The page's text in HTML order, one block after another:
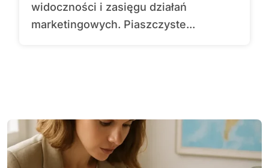
widoczności i zasięgu działań
marketingowych. Piaszczyste...